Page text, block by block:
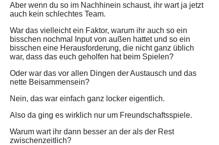
Aber wenn du so im Nachhinein schaust, ihr wart ja jetzt
auch kein schlechtes Team.
War das vielleicht ein Faktor, warum ihr auch so ein
bisschen nochmal Input von außen hattet und so ein
bisschen eine Herausforderung, die nicht ganz üblich
war, dass das euch geholfen hat beim Spielen?
Oder war das vor allen Dingen der Austausch und das
nette Beisammensein?
Nein, das war einfach ganz locker eigentlich.
Also da ging es wirklich nur um Freundschaftsspiele.
Warum wart ihr dann besser an der als der Rest
zwischenzeitlich?